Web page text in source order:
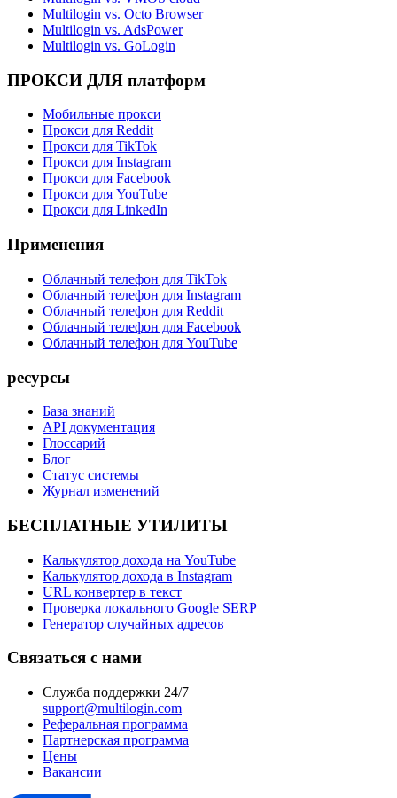
Multilogin vs. Octo Browser
Multilogin vs. AdsPower
Multilogin vs. GoLogin
ПРОКСИ ДЛЯ платформ
Мобильные прокси
Прокси для Reddit
Прокси для TikTok
Прокси для Instagram
Прокси для Facebook
Прокси для YouTube
Прокси для LinkedIn
Применения
Облачный телефон для TikTok
Облачный телефон для Instagram
Облачный телефон для Reddit
Облачный телефон для Facebook
Облачный телефон для YouTube
ресурсы
База знаний
API документация
Глоссарий
Блог
Статус системы
Журнал изменений
БЕСПЛАТНЫЕ УТИЛИТЫ
Калькулятор дохода на YouTube
Калькулятор дохода в Instagram
URL конвертер в текст
Проверка локального Google SERP
Генератор случайных адресов
Связаться с нами
Служба поддержки 24/7
support@multilogin.com
Реферальная программа
Партнерская программа
Цены
Вакансии